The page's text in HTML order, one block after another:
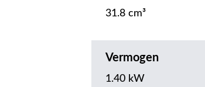
31.8 cm³
Vermogen
1.40 kW